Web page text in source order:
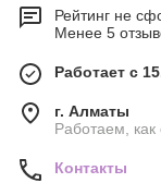
Рейтинг не
Менее 5
Работает с
г. Алматы
Работаем,
Контакты